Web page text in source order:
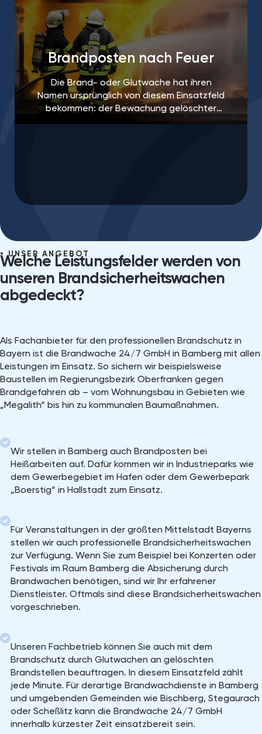
Brandposten nach Feuer
Die Brand- oder Glutwache hat ihren
Namen ursprünglich von diesem Einsatzfeld
bekommen: der Bewachung gelöschter
UNSER ANGEBOT
Welche Leistungsfelder werden von
unseren Brandsicherheitswachen
abgedeckt?
Als Fachanbieter für den professionellen Brandschutz in
Bayern ist die Brandwache 24/7 GmbH in Bamberg mit allen
Leistungen im Einsatz. So sichern wir beispielsweise
Baustellen im Regierungsbezirk Oberfranken gegen
Brandgefahren ab – vom Wohnungsbau in Gebieten wie
„Megalith“ bis hin zu kommunalen Baumaßnahmen.
Wir stellen in Bamberg auch Brandposten bei
Heißarbeiten auf. Dafür kommen wir in Industrieparks wie
dem Gewerbegebiet im Hafen oder dem Gewerbepark
„Boerstig“ in Hallstadt zum Einsatz.
Für Veranstaltungen in der größten Mittelstadt Bayerns
stellen wir auch professionelle Brandsicherheitswachen
zur Verfügung. Wenn Sie zum Beispiel bei Konzerten oder
Festivals im Raum Bamberg die Absicherung durch
Brandwachen benötigen, sind wir Ihr erfahrener
Dienstleister. Oftmals sind diese Brandsicherheitswachen
vorgeschrieben.
Unseren Fachbetrieb können Sie auch mit dem
Brandschutz durch Glutwachen an gelöschten
Brandstellen beauftragen. In diesem Einsatzfeld zählt
jede Minute. Für derartige Brandwachdienste in Bamberg
und umgebenden Gemeinden wie Bischberg, Stegaurach
oder Scheßlitz kann die Brandwache 24/7 GmbH
innerhalb kürzester Zeit einsatzbereit sein.